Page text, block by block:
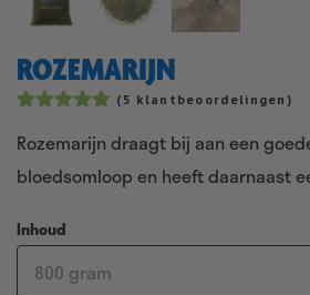
ROZEMARIJN
5.00op 5
gebaseerd
op
( 5 klantbeoordelingen)
Rozemarijn draagt bij aan een
bloedsomloop en heeft daarnaast
Inhoud